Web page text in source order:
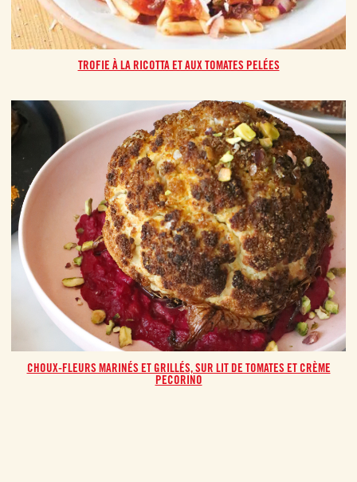
TROFIE À LA RICOTTA ET AUX TOMATES PELÉES
CHOUX-FLEURS MARINÉS ET GRILLÉS, SUR LIT DE TOMATES ET CRÈME
PECORINO